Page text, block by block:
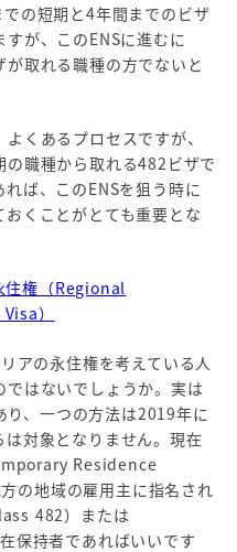
の短期と4年間までのビザ
が、このENSに進むに
取れる職種の方でないと
くあるプロセスですが、
職種から取れる482ビザで
ば、このENSを狙う時に
くことがとても重要とな
住権（Regional
）
アの永住権を考えている人
はないでしょうか。実は
、一つの方法は2019年に
対象となりません。現在
Residence
の地域の雇用主に指名され
482）または
保持者であればいいです